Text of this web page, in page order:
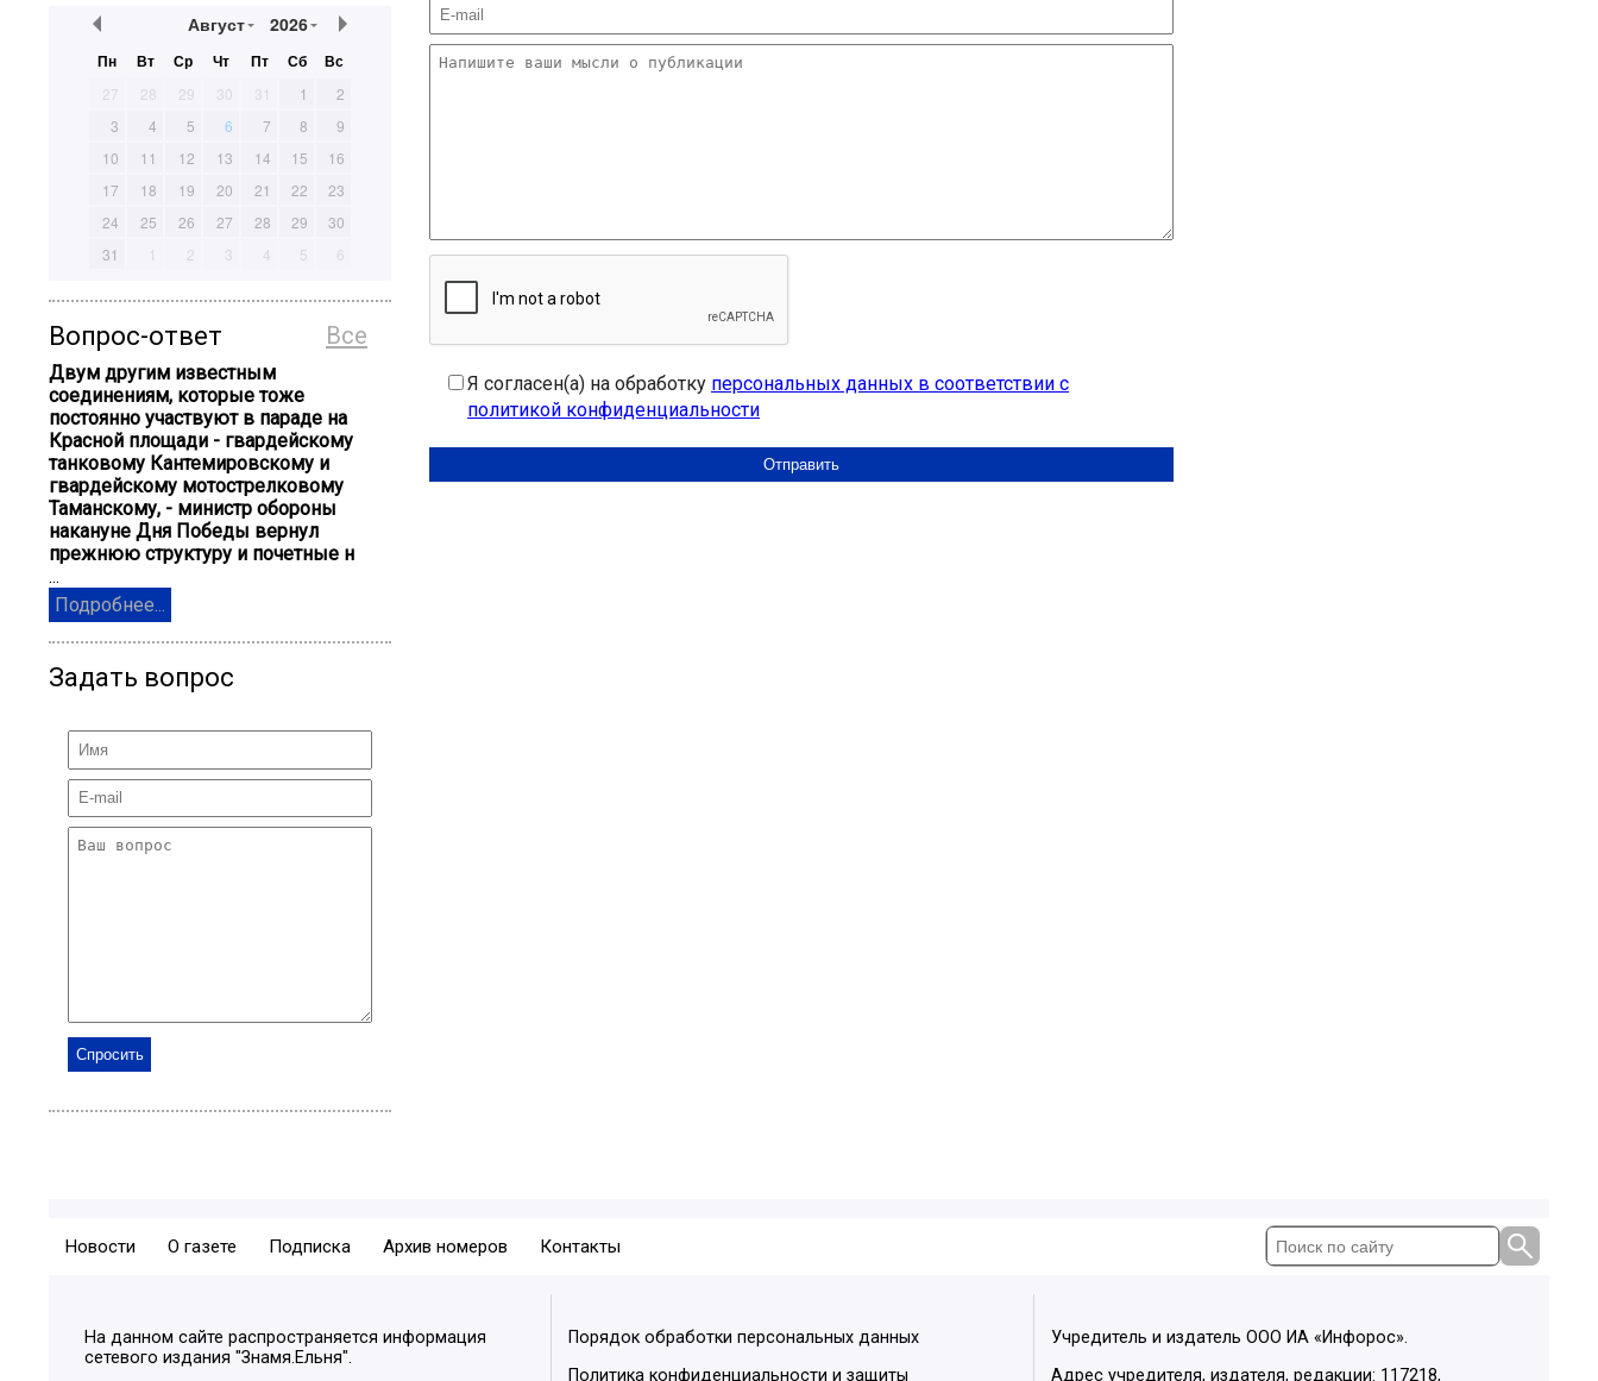
Август 2026
Пн Вт Ср Чт Пт Сб Вс
27 28 29 30 31 1
2
3
4 5 6 7 8
9
10
11 12 13 14 15
16
17
18 19 20 21 22
23
24
25 26 27 28 29
30
31
1 2 3 4 5 6
Все
Вопрос-ответ
Двум другим известным
соединениям, которые тоже
постоянно участвуют в параде на
Красной площади - гвардейскому
танковому Кантемировскому и
гвардейскому мотострелковому
Таманскому, - министр обороны
накануне Дня Победы вернул
прежнюю структуру и почетные н
...
Подробнее...
Задать вопрос
Я согласен(а) на обработку персональных данных в соответствии с
политикой конфиденциальности
Новости О газете Подписка Архив номеров Контакты
На данном сайте распространяется информация
сетевого издания "Знамя.Ельня".
Порядок обработки персональных данных
Политика конфиденциальности и защиты
Учредитель и издатель ООО ИА «Инфорос».
Адрес учредителя, издателя, редакции: 117218,